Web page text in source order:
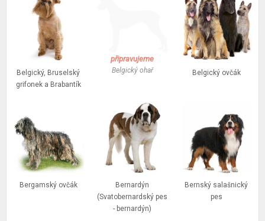
Belgický, Bruselský
grifonek a Brabantík
připravujeme
Belgický ohař Belgický ovčák
Bergamský ovčák
Bernardýn
(Svatobernardský pes
- bernardýn)
Bernský salašnický
pes